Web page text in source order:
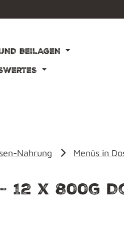
BEILAGEN
Nahrung Menüs in
12 x 800g